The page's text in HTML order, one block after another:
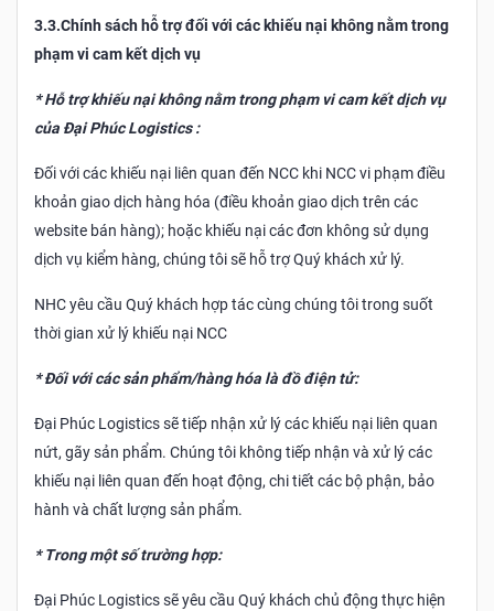
3.3.Chính sách hỗ trợ đối với các khiếu nại không nằm trong
phạm vi cam kết dịch vụ
* Hỗ trợ khiếu nại không nằm trong phạm vi cam kết dịch vụ
của Đại Phúc Logistics :
Đối với các khiếu nại liên quan đến NCC khi NCC vi phạm điều
khoản giao dịch hàng hóa (điều khoản giao dịch trên các
website bán hàng); hoặc khiếu nại các đơn không sử dụng
dịch vụ kiểm hàng, chúng tôi sẽ hỗ trợ Quý khách xử lý.
NHC yêu cầu Quý khách hợp tác cùng chúng tôi trong suốt
thời gian xử lý khiếu nại NCC
* Đối với các sản phẩm/hàng hóa là đồ điện tử:
Đại Phúc Logistics sẽ tiếp nhận xử lý các khiếu nại liên quan
nứt, gãy sản phẩm. Chúng tôi không tiếp nhận và xử lý các
khiếu nại liên quan đến hoạt động, chi tiết các bộ phận, bảo
hành và chất lượng sản phẩm.
* Trong một số trường hợp:
Đại Phúc Logistics sẽ yêu cầu Quý khách chủ động thực hiện